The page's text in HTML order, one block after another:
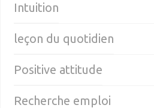
Intuition
leçon du quotidien
Positive attitude
Recherche emploi